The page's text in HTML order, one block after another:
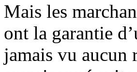
Mais les
ont la garantie
jamais vu aucun